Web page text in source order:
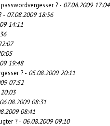
? - 07.08.2009 17:04
- 07.08.2009 18:56
14:11
19:48
? - 05.08.2009 20:11
07:52
06.08.2009 08:31
08:41
? - 06.08.2009 09:10